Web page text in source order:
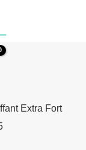
Extra Fort